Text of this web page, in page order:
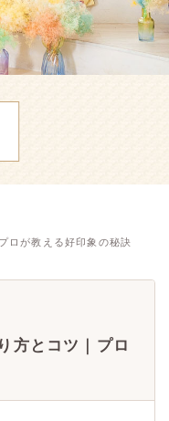
ロが教える好印象の秘訣
方とコツ｜プロ